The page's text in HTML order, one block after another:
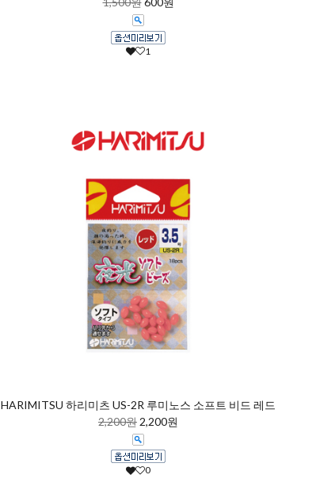
1
HARIMITSU 하리미츠 US-2R 루미노스 소프트 비드 레드
2,200원 2,200원
0